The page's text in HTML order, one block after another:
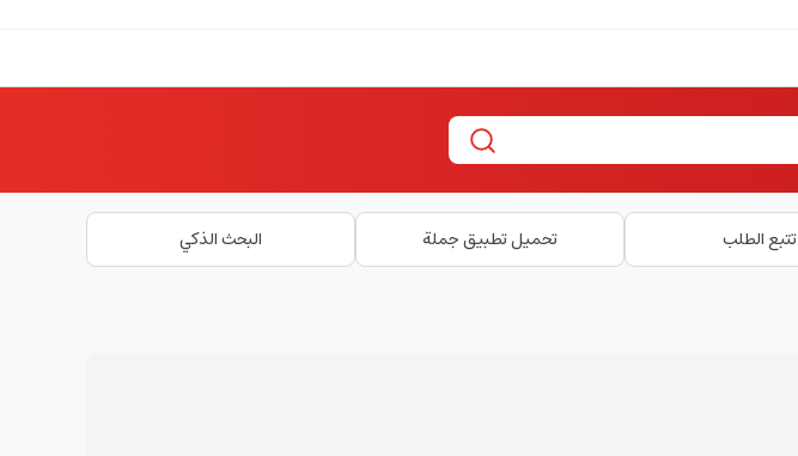
تتبع الطلب تحميل تطبيق جملة البحث الذكي